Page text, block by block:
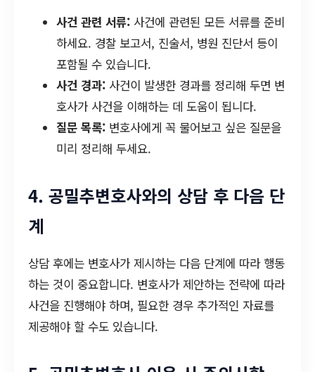
사건 관련 서류: 사건에 관련된 모든 서류를 준비
하세요. 경찰 보고서, 진술서, 병원 진단서 등이
포함될 수 있습니다.
사건 경과: 사건이 발생한 경과를 정리해 두면 변
호사가 사건을 이해하는 데 도움이 됩니다.
질문 목록: 변호사에게 꼭 물어보고 싶은 질문을
미리 정리해 두세요.
4. 공밀추변호사와의 상담 후 다음 단
계
상담 후에는 변호사가 제시하는 다음 단계에 따라 행동
하는 것이 중요합니다. 변호사가 제안하는 전략에 따라
사건을 진행해야 하며, 필요한 경우 추가적인 자료를
제공해야 할 수도 있습니다.